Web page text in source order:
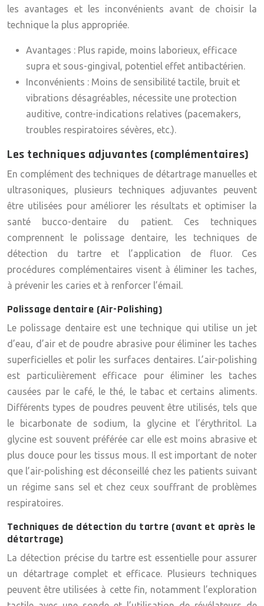
les avantages et les inconvénients avant de choisir la
technique la plus appropriée.
Avantages : Plus rapide, moins laborieux, efficace
supra et sous-gingival, potentiel effet antibactérien.
Inconvénients : Moins de sensibilité tactile, bruit et
vibrations désagréables, nécessite une protection
auditive, contre-indications relatives (pacemakers,
troubles respiratoires sévères, etc.).
Les techniques adjuvantes (complémentaires)
En complément des techniques de détartrage manuelles et
ultrasoniques, plusieurs techniques adjuvantes peuvent
être utilisées pour améliorer les résultats et optimiser la
santé bucco-dentaire du patient. Ces techniques
comprennent le polissage dentaire, les techniques de
détection du tartre et l’application de fluor. Ces
procédures complémentaires visent à éliminer les taches,
à prévenir les caries et à renforcer l’émail.
Polissage dentaire (Air-Polishing)
Le polissage dentaire est une technique qui utilise un jet
d’eau, d’air et de poudre abrasive pour éliminer les taches
superficielles et polir les surfaces dentaires. L’air-polishing
est particulièrement efficace pour éliminer les taches
causées par le café, le thé, le tabac et certains aliments.
Différents types de poudres peuvent être utilisés, tels que
le bicarbonate de sodium, la glycine et l’érythritol. La
glycine est souvent préférée car elle est moins abrasive et
plus douce pour les tissus mous. Il est important de noter
que l’air-polishing est déconseillé chez les patients suivant
un régime sans sel et chez ceux souffrant de problèmes
respiratoires.
Techniques de détection du tartre (avant et après le
détartrage)
La détection précise du tartre est essentielle pour assurer
un détartrage complet et efficace. Plusieurs techniques
peuvent être utilisées à cette fin, notamment l’exploration